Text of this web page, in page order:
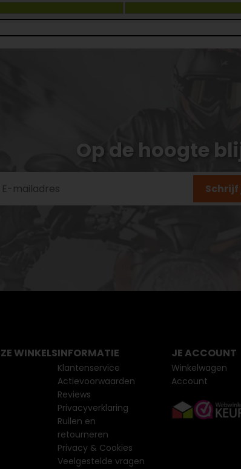
Op de hoogte
Schrijf
WINKELSINFORMATIE
Klantenservice
Actievoorwaarden
Reviews
Privacyverklaring
Ruilen en
retourneren
Privacy & Cookies
Veelgestelde vragen
JE ACCOUNT
Winkelwagen
Account